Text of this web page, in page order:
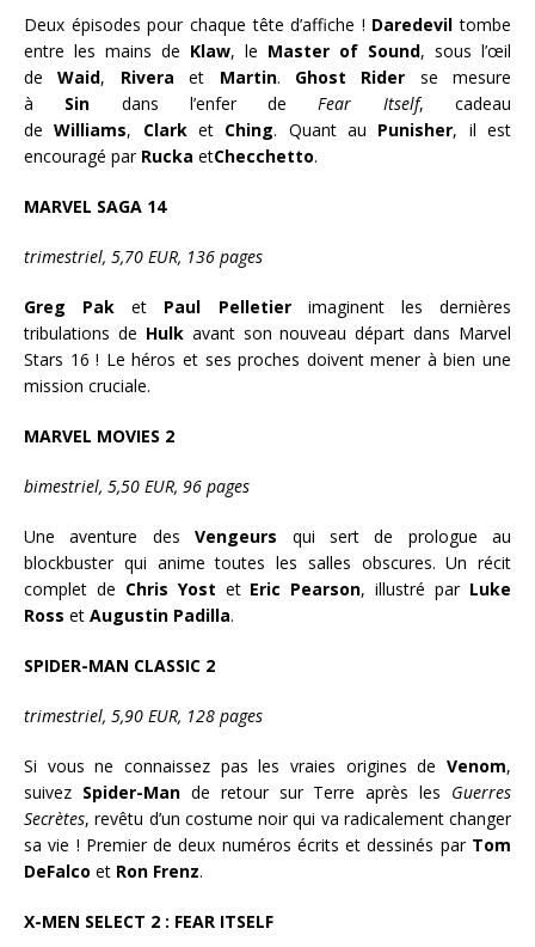
Deux épisodes pour chaque tête d’affiche ! Daredevil tombe
entre les mains de Klaw, le Master of Sound, sous l’œil
deWaid, Rivera et Martin. Ghost Rider se mesure
à Sin dans l’enfer deFear Itself, cadeau
de Williams, Clarket Ching. Quant au Punisher, il est
encouragé par Rucka etChecchetto.
MARVEL SAGA 14
trimestriel, 5,70 EUR, 136 pages
Greg Paket Paul Pelletier imaginent les dernières
tribulations de Hulkavant son nouveau départ dans Marvel
Stars 16 ! Le héros et ses proches doivent mener à bien une
mission cruciale.
MARVEL MOVIES 2
bimestriel, 5,50 EUR, 96 pages
Une aventure desVengeurs qui sert de prologue au
blockbuster qui anime toutes les salles obscures. Un récit
complet de Chris Yost et Eric Pearson, illustré par Luke
Ross et Augustin Padilla.
SPIDER-MAN CLASSIC 2
trimestriel, 5,90 EUR, 128 pages
Si vous ne connaissez pas les vraies origines de Venom,
suivez Spider-Mande retour sur Terre après les Guerres
Secrètes, revêtu d’un costume noir qui va radicalement changer
sa vie ! Premier de deux numéros écrits et dessinés parTom
DeFalco et Ron Frenz.
X-MEN SELECT 2 : FEAR ITSELF